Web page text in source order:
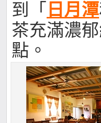
到「 日月潭
茶充滿濃
點。